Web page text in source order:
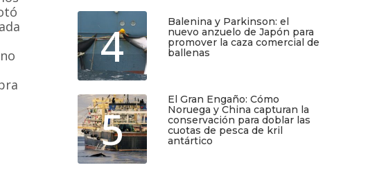
4
Balenina y Parkinson: el
nuevo anzuelo de Japón para
promover la caza comercial de
ballenas
5
El Gran Engaño: Cómo
Noruega y China capturan la
conservación para doblar las
cuotas de pesca de kril
antártico
DEL SITIO
Regístrate y recibirás gratis en tu
correo nuestra Guía de Identificación
de Pequeños Cetáceos de Chile, así
como nuestro boletín de novedades y
noticias cada mes.